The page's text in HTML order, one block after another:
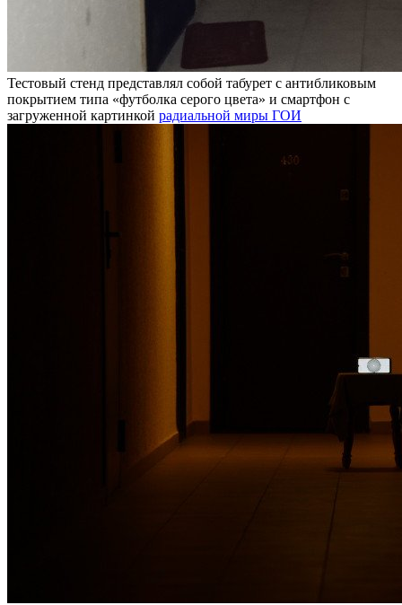
Тестовый стенд представлял собой табурет с антибликовым
покрытием типа «футболка серого цвета» и смартфон с
загруженной картинкой радиальной миры ГОИ